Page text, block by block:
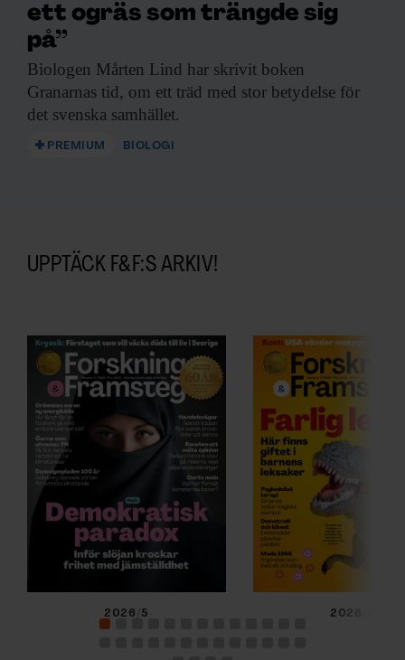
ett ogräs som trängde sig
på”
Biologen Mårten Lind har skrivit boken
Granarnas tid, om ett träd med stor betydelse för
det svenska samhället.
PREMIUM BIOLOGI
UPPTÄCK F&F:S ARKIV!
2026/5 2026/4